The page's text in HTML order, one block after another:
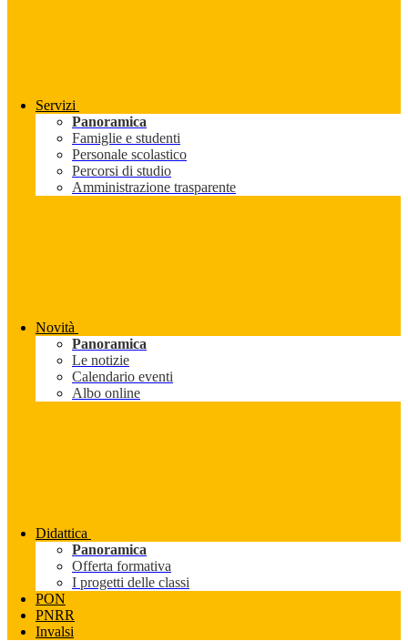
Servizi
Panoramica
Famiglie e studenti
Personale scolastico
Percorsi di studio
Amministrazione trasparente
Novità
Panoramica
Le notizie
Calendario eventi
Albo online
Didattica
Panoramica
Offerta formativa
I progetti delle classi
PON
PNRR
Invalsi